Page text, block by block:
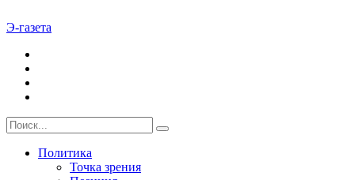
Э-газета
Политика
Точка зрения